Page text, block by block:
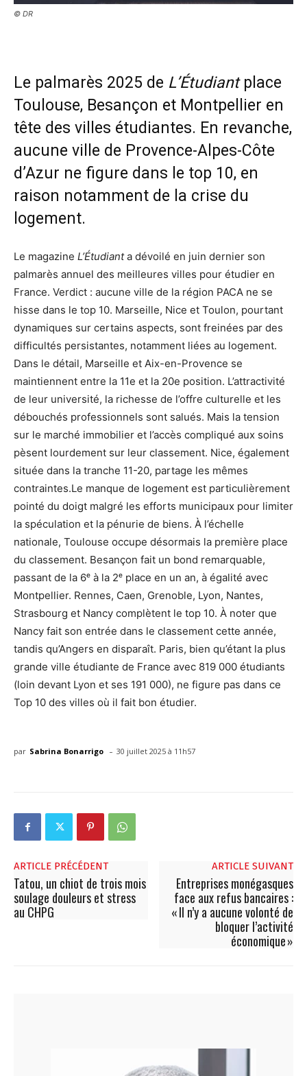
© DR
Le palmarès 2025 de L’Étudiantplace
Toulouse, Besançon et Montpellier en
tête des villes étudiantes. En revanche,
aucune ville de Provence-Alpes-Côte
d’Azur ne figure dans le top 10, en
raison notamment de la crise du
logement.
Le magazine L’Étudianta dévoilé en juin dernier son
palmarès annuel des meilleures villes pour étudier en
France. Verdict : aucune ville de la région PACA ne se
hisse dans le top 10. Marseille, Nice et Toulon, pourtant
dynamiques sur certains aspects, sont freinées par des
difficultés persistantes, notamment liées au logement.
Dans le détail, Marseille et Aix-en-Provence se
maintiennent entre la 11e et la 20e position. L’attractivité
de leur université, la richesse de l’offre culturelle et les
débouchés professionnels sont salués. Mais la tension
sur le marché immobilier et l’accès compliqué aux soins
pèsent lourdement sur leur classement. Nice, également
située dans la tranche 11-20, partage les mêmes
contraintes.Le manque de logement est particulièrement
pointé du doigt malgré les efforts municipaux pour limiter
la spéculation et la pénurie de biens. À l’échelle
nationale, Toulouse occupe désormais la première place
du classement. Besançon fait un bond remarquable,
passant de la 6ᵉ à la 2ᵉ place en un an, à égalité avec
Montpellier. Rennes, Caen, Grenoble, Lyon, Nantes,
Strasbourg et Nancy complètent le top 10. À noter que
Nancy fait son entrée dans le classement cette année,
tandis qu’Angers en disparaît. Paris, bien qu’étant la plus
grande ville étudiante de France avec 819 000 étudiants
(loin devant Lyon et ses 191 000), ne figure pas dans ce
Top 10 des villes où il fait bon étudier.
par Sabrina Bonarrigo - 30 juillet 2025 à 11h57
ARTICLE PRÉCÉDENT
Tatou, un chiot de trois mois
soulage douleurs et stress
au CHPG
ARTICLE SUIVANT
Entreprises monégasques
face aux refus bancaires :
« Il n’y a aucune volonté de
bloquer l’activité
économique »